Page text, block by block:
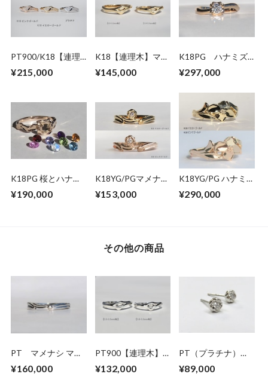
PT900/K18【連理
ング
¥215,000
K18【連理木】マリ
¥145,000
K18PG ハナミズ
ング（受注生産）
¥297,000
K18PG 桜とハナミ
オーダー】
¥190,000
K18YG/PGマメナシ
ーサリーリング
¥153,000
K18YG/PG ハナミ
¥290,000
その他の商品
PT マメナシ マリ
¥160,000
PT900【連理木】
¥132,000
PT（プラチナ）マ
ドピアス
¥89,000